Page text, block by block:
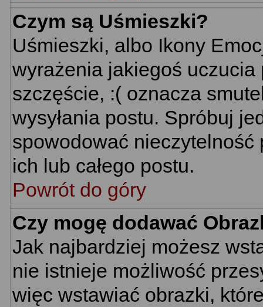
Czym są Uśmieszki?
Uśmieszki, albo Ikony
wyrażenia jakiegoś
szczęście, :( oznacza
wysyłania postu. Spróbuj
spowodować
ich lub całego postu.
Powrót do góry
Czy mogę dodawać
Jak najbardziej możesz
nie istnieje możliwość
więc wstawiać obrazki,